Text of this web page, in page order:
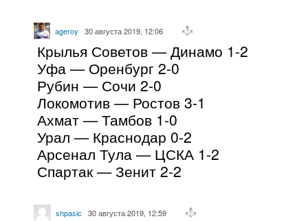
ageroy 30 августа 2019, 12:06
Крылья Советов — Динамо 1-2
Уфа — Оренбург 2-0
Рубин — Сочи 2-0
Локомотив — Ростов 3-1
Ахмат — Тамбов 1-0
Урал — Краснодар 0-2
Арсенал Тула — ЦСКА 1-2
Спартак — Зенит 2-2
shpasic 30 августа 2019, 12:59